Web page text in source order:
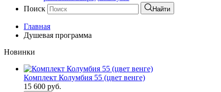
Поиск
Найти
Главная
Душевая программа
Новинки
Комплект Колумбия 55 (цвет венге)
15 600 руб.